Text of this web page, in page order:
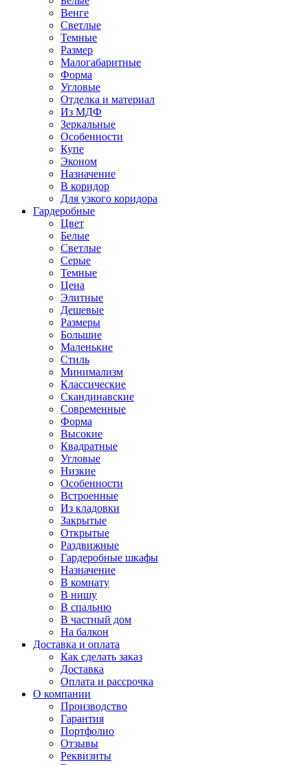
Венге
Светлые
Темные
Размер
Малогабаритные
Форма
Угловые
Отделка и материал
Из МДФ
Зеркальные
Особенности
Купе
Эконом
Назначение
В коридор
Для узкого коридора
Гардеробные
Цвет
Белые
Светлые
Серые
Темные
Цена
Элитные
Дешевые
Размеры
Большие
Маленькие
Стиль
Минимализм
Классические
Скандинавские
Современные
Форма
Высокие
Квадратные
Угловые
Низкие
Особенности
Встроенные
Из кладовки
Закрытые
Открытые
Раздвижные
Гардеробные шкафы
Назначение
В комнату
В нишу
В спальню
В частный дом
На балкон
Доставка и оплата
Как сделать заказ
Доставка
Оплата и рассрочка
О компании
Производство
Гарантия
Портфолио
Отзывы
Реквизиты